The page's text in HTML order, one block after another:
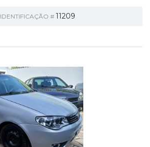
IDENTIFICAÇÃO # 11209